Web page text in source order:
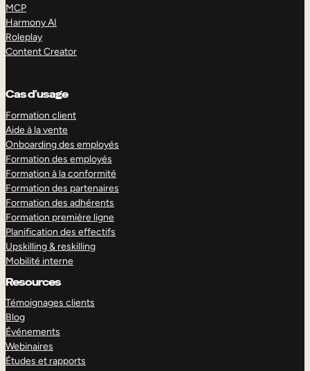
MCP
Harmony AI
Roleplay
Content Creator
Cas d’usage
Formation client
Aide à la vente
Onboarding des employés
Formation des employés
Formation à la conformité
Formation des partenaires
Formation des adhérents
Formation première ligne
Planification des effectifs
Upskilling & reskilling
Mobilité interne
Resources
Témoignages clients
Blog
Événements
Webinaires
Études et rapports